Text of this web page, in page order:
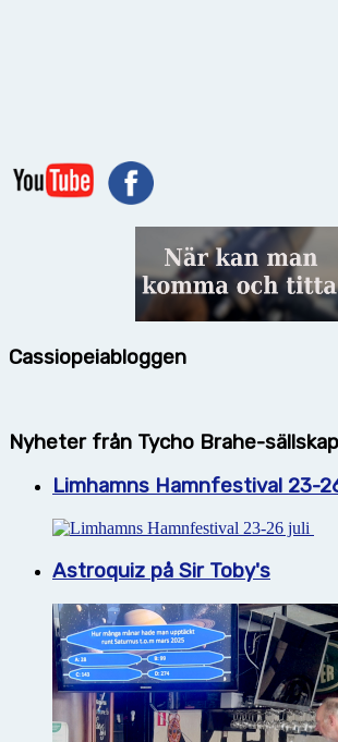
Cassiopeiabloggen
Nyheter från Tycho Brahe-
Limhamns Hamnfestival 23-
Astroquiz på Sir Toby's